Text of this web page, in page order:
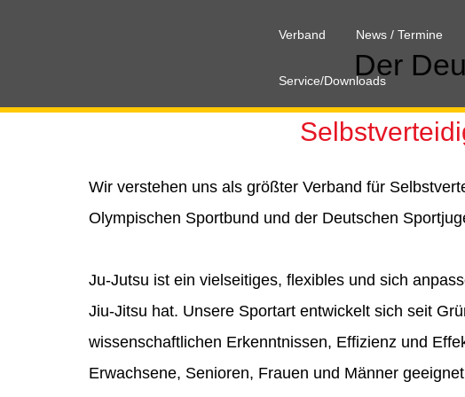
Verband News / Termine
Service/Downloads
Der
Wir verstehen uns als größter Verband für
Olympischen Sportbund und der Deutschen
Ju-Jutsu ist ein vielseitiges, flexibles und sich
Jiu-Jitsu hat. Unsere Sportart entwickelt sich seit
wissenschaftlichen Erkenntnissen, Effizienz und
Erwachsene, Senioren, Frauen und Männer